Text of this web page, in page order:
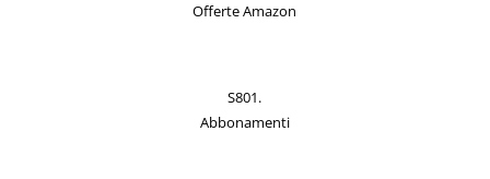
Offerte Amazon
S801.
Abbonamenti